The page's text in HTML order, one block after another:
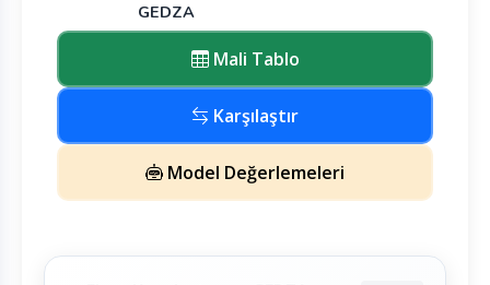
GEDZA
Mali Tablo
Karşılaştır
Model Değerlemeleri